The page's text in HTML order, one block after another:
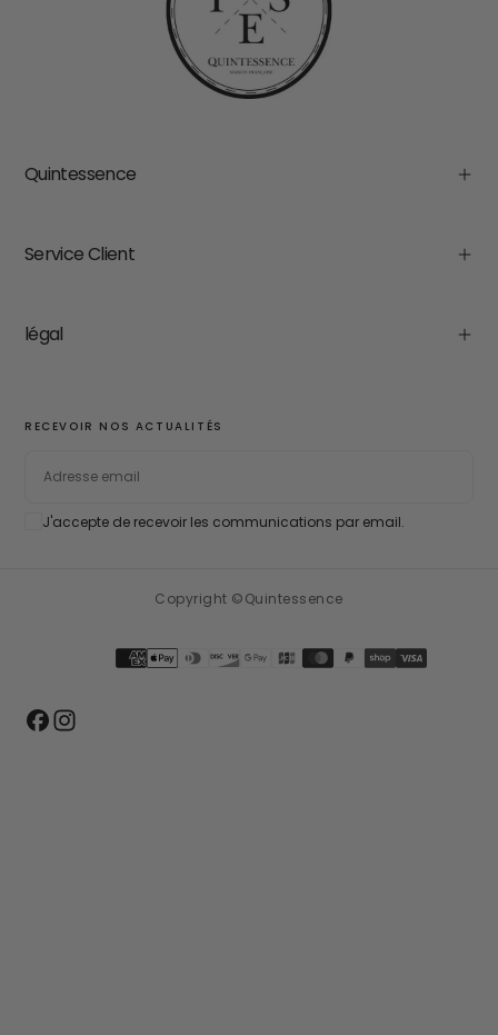
Quintessence
Service Client
légal
RECEVOIR NOS ACTUALITÉS
J'accepte de recevoir les communications par email.
Copyright ©Quintessence
Méthodes